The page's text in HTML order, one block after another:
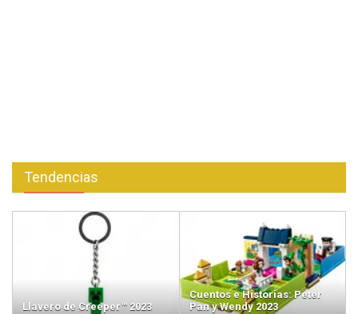
Tendencias
Llavero de Creeper™ 2023
Cuentos e Historias: Peter
Pan y Wendy 2023